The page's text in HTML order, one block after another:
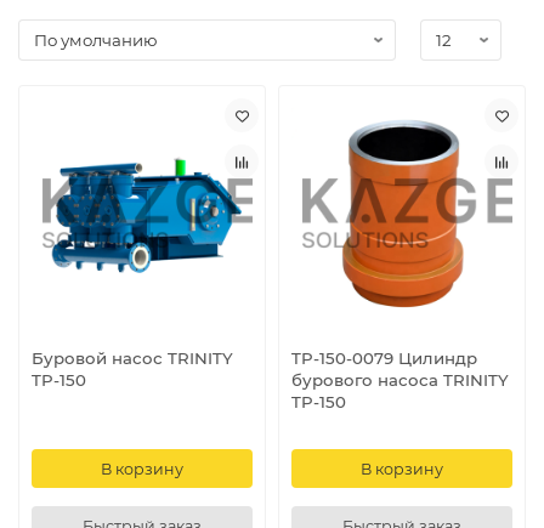
керамическим вкладышем, что существенно повышает
надежность и увеличивает межсервисный интервал.
дисковыми клапанами для агрессивных сред
применения. Диаметр цилиндра насоса – 6,00 дюйма
(152,4 мм), возможна установка цилиндров
уменьшенного диаметра - 5,50 дюйма (57,15 мм), 5,00
дюйма (127 мм), 4,50 дюйма (114,3 мм), 4,00 дюйма (101,6
мм) для увеличения параметров давления насоса.
Буровой насос TRINITY
TP-150
В корзину
TP-150-0079 Цилиндр
бурового насоса TRINITY
TP-150
В корзину